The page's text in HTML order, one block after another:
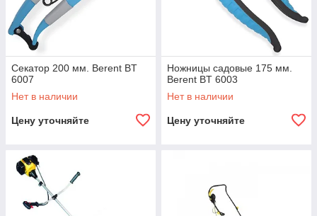
Секатор 200 мм. Berent BT
6007
Нет в наличии
Цену уточняйте
Ножницы садовые 175 мм.
Berent BT 6003
Нет в наличии
Цену уточняйте